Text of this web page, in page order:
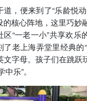
，便来到了“乐龄悦动
核心阵地，这里巧妙
“一老一小”共享欢乐
老上海弄堂里经典的
字母。孩子们在跳跃
乐”。